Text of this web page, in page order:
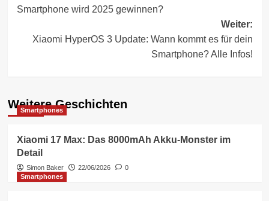
Smartphone wird 2025 gewinnen?
Weiter:
Xiaomi HyperOS 3 Update: Wann kommt es für dein
Smartphone? Alle Infos!
Weitere Geschichten
Smartphones
Xiaomi 17 Max: Das 8000mAh Akku-Monster im
Detail
Simon Baker 22/06/2026
0
Smartphones